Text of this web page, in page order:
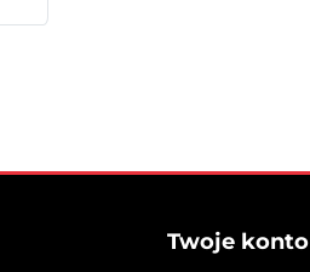
Twoje konto